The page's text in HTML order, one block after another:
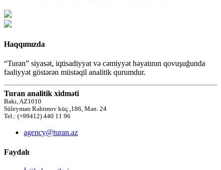
Haqqımızda
“Turan” siyasət, iqtisadiyyat və cəmiyyət həyatının qovuşuğunda
fəaliyyət göstərən müstəqil analitik qurumdur.
Turan analitik xidməti
Bakı, AZ1010
Süleyman Rəhimov küç.,186, Mən. 24
Tel.: (+99412) 440 11 96
agency@turan.az
Faydalı